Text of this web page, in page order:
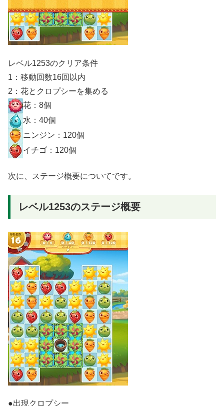
レベル1253のクリア条件
1：移動回数16回以内
2：花とクロプシーを集める
花：8個
水：40個
ニンジン：120個
イチゴ：120個
次に、ステージ概要についてです。
レベル1253のステージ概要
●出現クロプシー